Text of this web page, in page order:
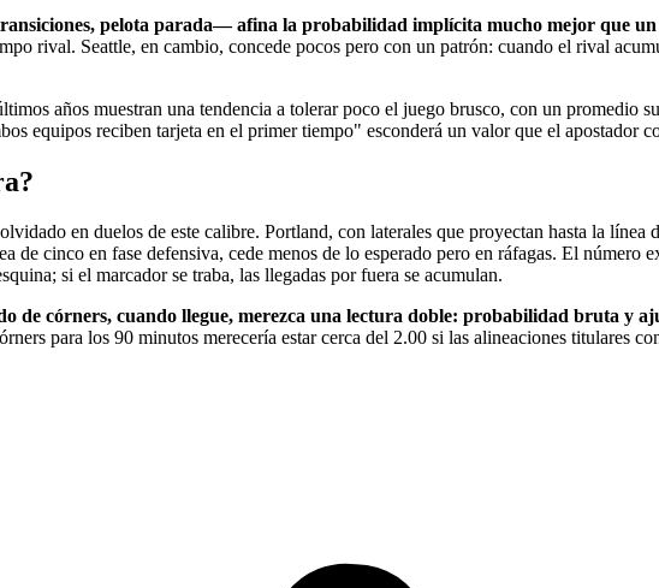
pelota parada— afina la probabilidad implícita mucho mejor que
rival. Seattle, en cambio, concede pocos pero con un patrón: cuando el rival
años muestran una tendencia a tolerar poco el juego brusco, con un promedio
equipos reciben tarjeta en el primer tiempo" esconderá un valor que el apostador
en duelos de este calibre. Portland, con laterales que proyectan hasta la
de cinco en fase defensiva, cede menos de lo esperado pero en ráfagas. El
si el marcador se traba, las llegadas por fuera se acumulan.
de córners, cuando llegue, merezca una lectura doble: probabilidad bruta y
para los 90 minutos merecería estar cerca del 2.00 si las alineaciones titulares